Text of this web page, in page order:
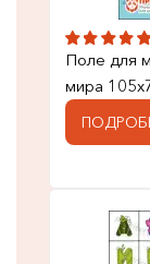
Поле для
мира